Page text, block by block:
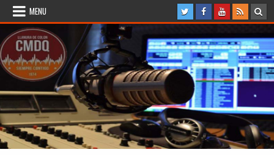
Skip to content
MENU